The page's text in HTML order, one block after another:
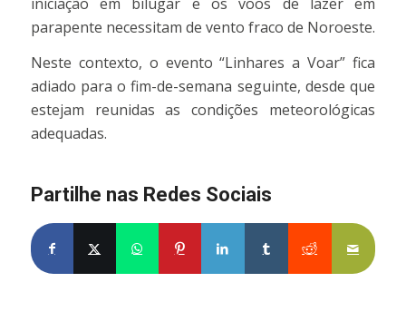
parapente necessitam de vento fraco de Noroeste.
Neste contexto, o evento “Linhares a Voar” fica
adiado para o fim-de-semana seguinte, desde que
estejam reunidas as condições meteorológicas
adequadas.
Partilhe nas Redes Sociais